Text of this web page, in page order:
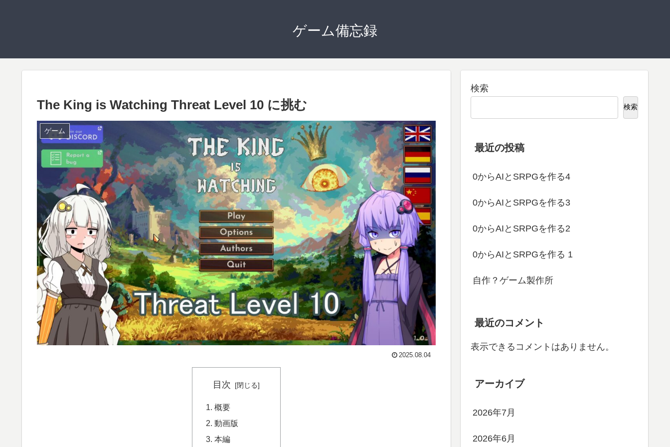
ゲーム備忘録
The King is Watching Threat Level 10 に挑む
ゲーム
2025.08.04
目次
概要
動画版
本編
検索
検索
最近の投稿
0からAIとSRPGを作る4
0からAIとSRPGを作る3
0からAIとSRPGを作る2
0からAIとSRPGを作る 1
自作？ゲーム製作所
最近のコメント
表示できるコメントはありません。
アーカイブ
2026年7月
2026年6月